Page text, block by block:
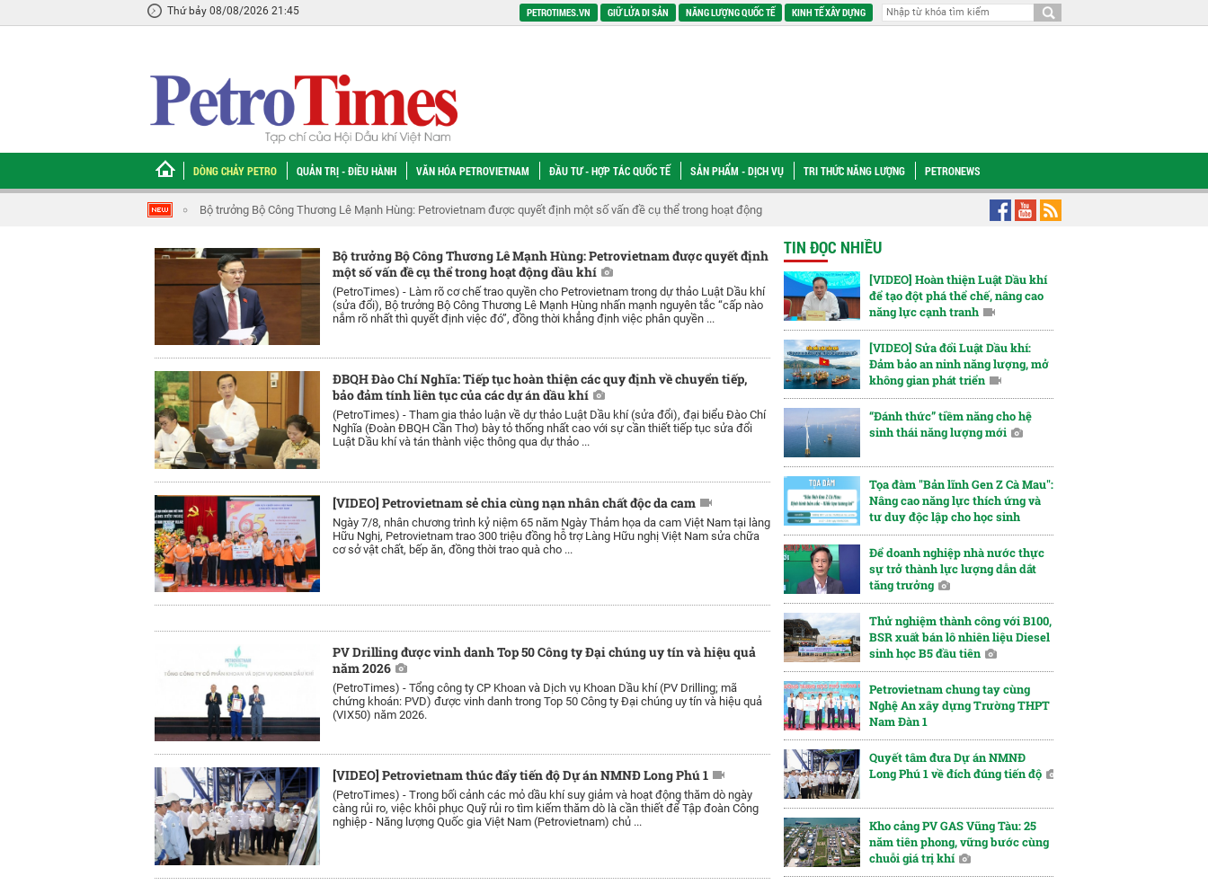
Thứ bảy 08/08/2026 21:45 PETROTIMES.VN GIỮ LỬA DI SẢN NĂNG LƯỢNG QUỐC TẾ KINH TẾ XÂY DỰNG
DÒNG CHẢY PETRO QUẢN TRỊ - ĐIỀU HÀNH VĂN HÓA PETROVIETNAM ĐẦU TƯ - HỢP TÁC QUỐC TẾ SẢN PHẨM - DỊCH VỤ TRI THỨC NĂNG LƯỢNG PETRONEWS
Bộ trưởng Bộ Công Thương Lê Mạnh Hùng: Petrovietnam được quyết định một số vấn đề cụ thể trong hoạt động dầu khí ĐBQH Đào Chí Nghĩa: Tiếp tục hoàn thiện các quy định về chuyển tiếp, bảo đảm
Bộ trưởng Bộ Công Thương Lê Mạnh Hùng: Petrovietnam được quyết định
một số vấn đề cụ thể trong hoạt động dầu khí
(PetroTimes) - Làm rõ cơ chế trao quyền cho Petrovietnam trong dự thảo Luật Dầu khí
(sửa đổi), Bộ trưởng Bộ Công Thương Lê Mạnh Hùng nhấn mạnh nguyên tắc “cấp nào
nắm rõ nhất thì quyết định việc đó”, đồng thời khẳng định việc phân quyền ...
ĐBQH Đào Chí Nghĩa: Tiếp tục hoàn thiện các quy định về chuyển tiếp,
bảo đảm tính liên tục của các dự án dầu khí
(PetroTimes) - Tham gia thảo luận về dự thảo Luật Dầu khí (sửa đổi), đại biểu Đào Chí
Nghĩa (Đoàn ĐBQH Cần Thơ) bày tỏ thống nhất cao với sự cần thiết tiếp tục sửa đổi
Luật Dầu khí và tán thành việc thông qua dự thảo ...
[VIDEO] Petrovietnam sẻ chia cùng nạn nhân chất độc da cam
Ngày 7/8, nhân chương trình kỷ niệm 65 năm Ngày Thảm họa da cam Việt Nam tại làng
Hữu Nghị, Petrovietnam trao 300 triệu đồng hỗ trợ Làng Hữu nghị Việt Nam sửa chữa
cơ sở vật chất, bếp ăn, đồng thời trao quà cho ...
PV Drilling được vinh danh Top 50 Công ty Đại chúng uy tín và hiệu quả
năm 2026
(PetroTimes) - Tổng công ty CP Khoan và Dịch vụ Khoan Dầu khí (PV Drilling; mã
chứng khoán: PVD) được vinh danh trong Top 50 Công ty Đại chúng uy tín và hiệu quả
(VIX50) năm 2026.
[VIDEO] Petrovietnam thúc đẩy tiến độ Dự án NMNĐ Long Phú 1
(PetroTimes) - Trong bối cảnh các mỏ dầu khí suy giảm và hoạt động thăm dò ngày
càng rủi ro, việc khôi phục Quỹ rủi ro tìm kiếm thăm dò là cần thiết để Tập đoàn Công
nghiệp - Năng lượng Quốc gia Việt Nam (Petrovietnam) chủ ...
TIN ĐỌC NHIỀU
[VIDEO] Hoàn thiện Luật Dầu khí
để tạo đột phá thể chế, nâng cao
năng lực cạnh tranh
[VIDEO] Sửa đổi Luật Dầu khí:
Đảm bảo an ninh năng lượng, mở
không gian phát triển
“Đánh thức” tiềm năng cho hệ
sinh thái năng lượng mới
Tọa đàm "Bản lĩnh Gen Z Cà Mau":
Nâng cao năng lực thích ứng và
tư duy độc lập cho học sinh
Để doanh nghiệp nhà nước thực
sự trở thành lực lượng dẫn dắt
tăng trưởng
Thử nghiệm thành công với B100,
BSR xuất bán lô nhiên liệu Diesel
sinh học B5 đầu tiên
Petrovietnam chung tay cùng
Nghệ An xây dựng Trường THPT
Nam Đàn 1
Quyết tâm đưa Dự án NMNĐ
Long Phú 1 về đích đúng tiến độ
Kho cảng PV GAS Vũng Tàu: 25
năm tiên phong, vững bước cùng
chuỗi giá trị khí